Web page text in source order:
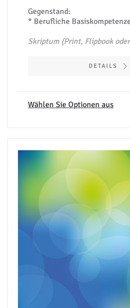
Gegenstand:
* Berufliche
Skriptum (Print, Flipbook
DETAILS
Wählen Sie Optionen aus